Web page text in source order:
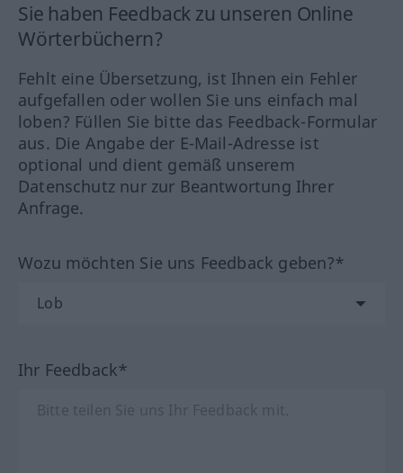
Sie haben Feedback zu unseren Online
Wörterbüchern?
Fehlt eine Übersetzung, ist Ihnen ein Fehler
aufgefallen oder wollen Sie uns einfach mal
loben? Füllen Sie bitte das Feedback-Formular
aus. Die Angabe der E-Mail-Adresse ist
optional und dient gemäß unserem
Datenschutz nur zur Beantwortung Ihrer
Anfrage.
Wozu möchten Sie uns Feedback geben?*
Ihr Feedback*